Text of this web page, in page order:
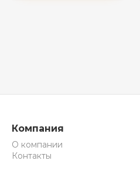
Компания
О компании
Контакты